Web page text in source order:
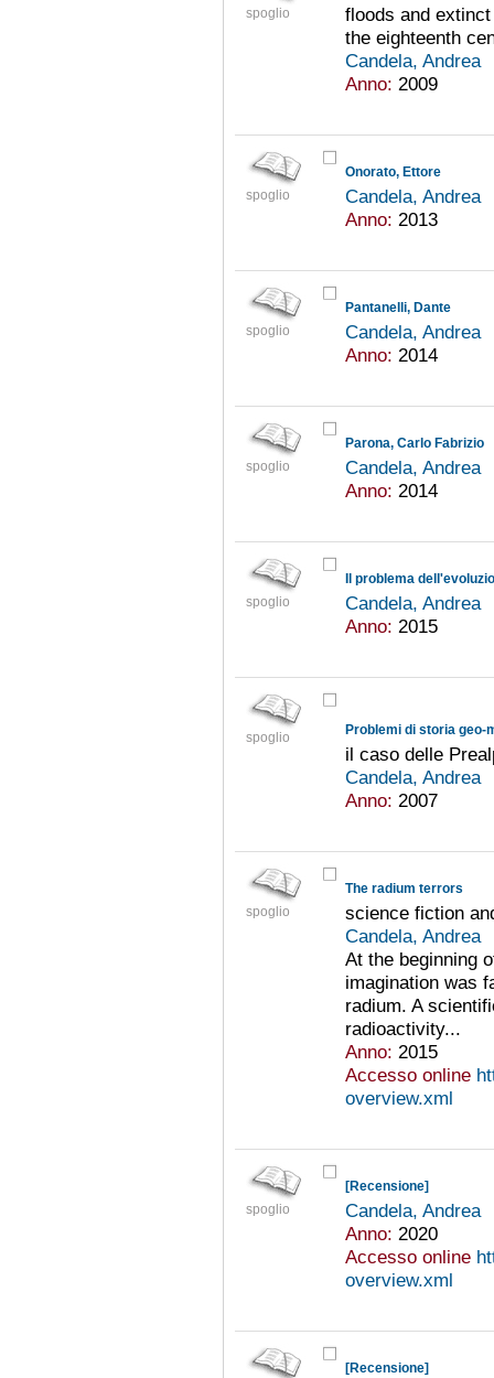
spoglio
floods and
the eighteenth
Candela, Andrea
Anno: 2009
spoglio
Onorato, Ettore
Candela, Andrea
Anno: 2013
spoglio
Pantanelli, Dante
Candela, Andrea
Anno: 2014
spoglio
Parona, Carlo Fabrizio
Candela, Andrea
Anno: 2014
spoglio
Candela, Andrea
Anno: 2015
spoglio Problemi di storia geo-
il caso delle
Candela, Andrea
Anno: 2007
spoglio
The radium terrors
science fiction
Candela, Andrea
At the beginning
imagination was
radium. A
radioactivity...
Anno: 2015
Accesso online
overview.xml
spoglio
[Recensione]
Candela, Andrea
Anno: 2020
Accesso online
overview.xml
[Recensione]